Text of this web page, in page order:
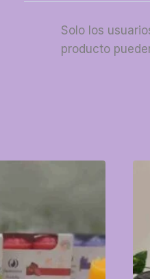
Solo los
producto